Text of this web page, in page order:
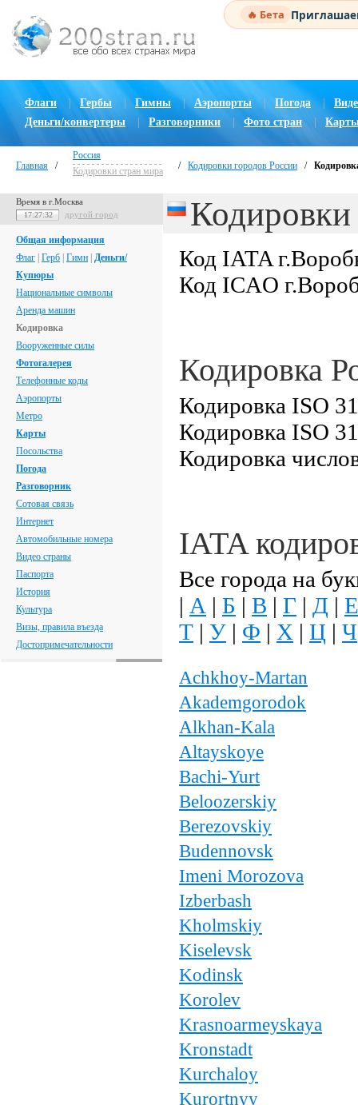
🔥 Бета
Флаги Гербы Гимны | Аэропорты Погода |
Деньги/конвертеры
Разговорники Фото стран
Главная /
Россия
Кодировки стран мира
/ Кодировки городов России /
Время в г.Москва
17:27:33 другой город
Общая информация
Флаг Герб Гимн Деньги/
Купюры
Национальные символы
Аренда машин
Кодировка
Вооруженные силы
Фотогалерея
Телефонные коды
Аэропорты
Метро
Карты
Посольства
Погода
Разговорник
Сотовая связь
Интернет
Автомобильные номера
Видео страны
Паспорта
История
Культура
Визы, правила въезда
Достопримечательности
Кодировки
Код IATA
Код ICAO
Кодировка
Кодировка ISO
Кодировка ISO
Кодировка
IATA
Все города на
| А | Б | В | Г | Д | Е
Т | У | Ф | Х | Ц | Ч
Achkhoy-Martan
Akademgorodok
Alkhan-Kala
Altayskoye
Bachi-Yurt
Beloozerskiy
Berezovskiy
Budennovsk
Imeni Morozova
Izberbash
Kholmskiy
Kiselevsk
Kodinsk
Korolev
Krasnoarmeyskaya
Kronstadt
Kurchaloy
Kurortnyy